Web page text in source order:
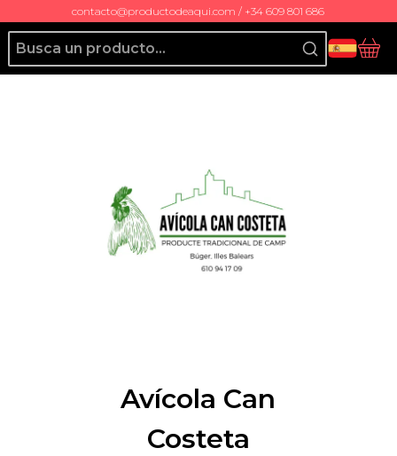
contacto@productodeaqui.com / +34 609 801 686
Producto de Aquí
Avícola Can
Costeta